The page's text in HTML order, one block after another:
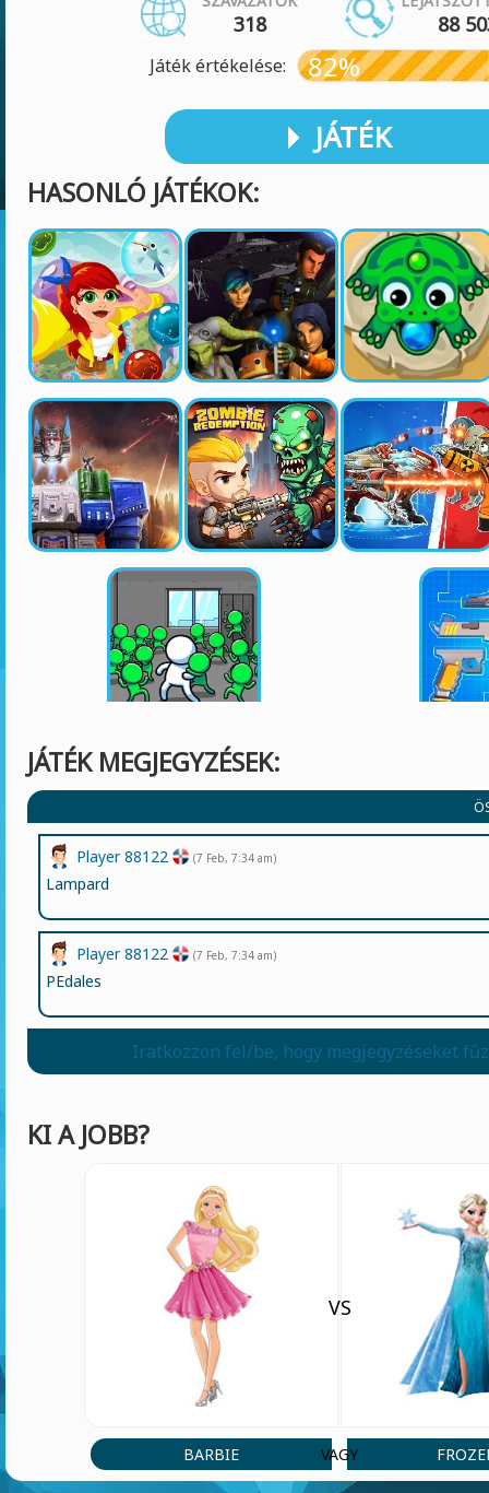
318 88
Játék értékelése: 82%
JÁTÉK
HASONLÓ JÁTÉKOK:
JÁTÉK MEGJEGYZÉSEK:
Player 88122 (7 Feb, 7:34 am)
PEdales
Player 88122 (7 Feb, 7:34 am)
Lampard
Iratkozzon fel/be, hogy megjegyzéseket
KI A JOBB?
BARBIE
VS
VAGY